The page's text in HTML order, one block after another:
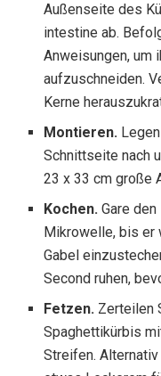
Außenseite des
intestine ab.
Anweisungen, um
aufzuschneiden.
Kerne
Montieren.
Schnittseite nach
23 x 33 cm große
Kochen.Gare
Mikrowelle, bis er
Gabel
Second ruhen,
Fetzen. Zerteilen
Spaghettikürbis
Streifen.